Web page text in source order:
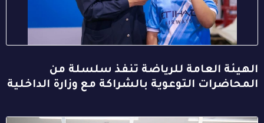
الهيئة العامة للرياضة تنفذ سلسلة من
المحاضرات التوعوية بالشراكة مع وزارة الداخلية